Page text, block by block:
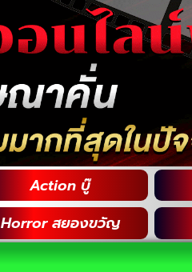
Action บู๊
Horror สยองขวัญ